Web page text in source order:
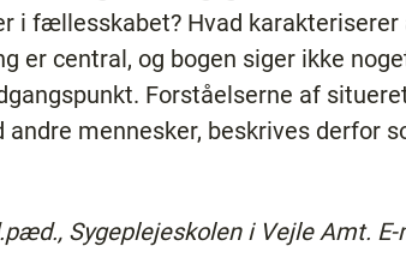
fællesskabet? Hvad karakteriserer
er central, og bogen siger ikke
Forståelserne af
mennesker, beskrives derfor
Sygeplejeskolen i Vejle Amt.